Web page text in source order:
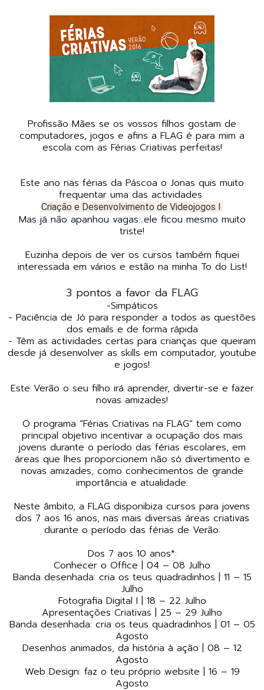
Profissão Mães se os vossos filhos gostam de
computadores, jogos e afins a FLAG é para mim a
escola com as Férias Criativas perfeitas!
Este ano nas férias da Páscoa o Jonas quis muito
frequentar uma das actividades
Criação e Desenvolvimento de Videojogos I
Mas já não apanhou vagas...ele ficou mesmo muito
triste!
Euzinha depois de ver os cursos também fiquei
interessada em vários e estão na minha To do List!
3 pontos a favor da FLAG
-Simpáticos
- Paciência de Jó para responder a todos as questões
dos emails e de forma rápida
- Têm as actividades certas para crianças que queiram
desde já desenvolver as skills em computador, youtube
e jogos!
Este Verão o seu filho irá aprender, divertir-se e fazer
novas amizades!
O programa “Férias Criativas na FLAG” tem como
principal objetivo incentivar a ocupação dos mais
jovens durante o período das férias escolares, em
áreas que lhes proporcionem não só divertimento e
novas amizades, como conhecimentos de grande
importância e atualidade.
Neste âmbito, a FLAG disponibiza cursos para jovens
dos 7 aos 16 anos, nas mais diversas áreas criativas
durante o período das férias de Verão:
Dos 7 aos 10 anos*:
Conhecer o Office | 04 – 08 Julho
Banda desenhada: cria os teus quadradinhos | 11 – 15
Julho
Fotografia Digital I | 18 – 22 Julho
Apresentações Criativas | 25 – 29 Julho
Banda desenhada: cria os teus quadradinhos | 01 – 05
Agosto
Desenhos animados, da história à ação | 08 – 12
Agosto
Web Design: faz o teu próprio website | 16 – 19
Agosto